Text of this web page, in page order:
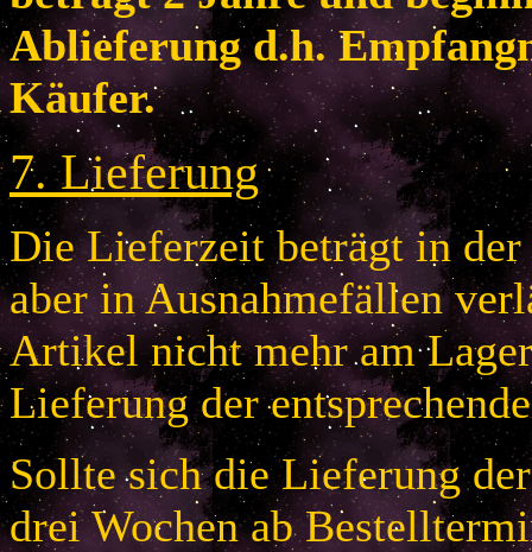
Ablieferung d.h.
Käufer.
7.Lieferung
Die Lieferzeit beträgt in der
aber in Ausnahmefällen
Artikel nicht mehr am
Lieferung der
Sollte sich die Lieferung
drei Wochen ab